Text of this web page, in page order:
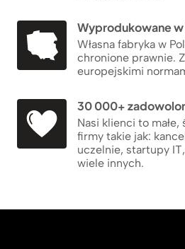
Wyprodukowane
Własna fabryka w
chronione prawnie.
europejskimi
30 000+
Nasi klienci to
firmy takie jak:
uczelnie, startupy
wiele innych.